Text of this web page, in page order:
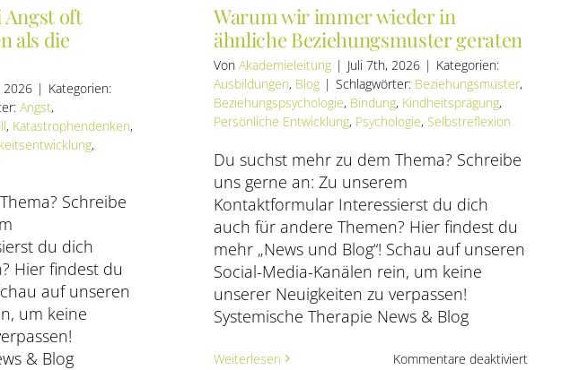
Angst oft
als die
2026 | Kategorien:
Angst,
, Katastrophendenken,
,
Schreibe
du dich
Hier findest du
auf unseren
um keine
& Blog
Warum wir immer wieder in
ähnliche Beziehungsmuster geraten
Von Akademieleitung | Juli 7th, 2026 | Kategorien:
Ausbildungen, Blog | Schlagwörter: Beziehungsmuster,
Beziehungspsychologie, Bindung, Kindheitsprägung,
Persönliche Entwicklung, Psychologie, Selbstreflexion
Du suchst mehr zu dem Thema? Schreibe
uns gerne an: Zu unserem
Kontaktformular Interessierst du dich
auch für andere Themen? Hier findest du
mehr „News und Blog“! Schau auf unseren
Social-Media-Kanälen rein, um keine
unserer Neuigkeiten zu verpassen!
Systemische Therapie News & Blog
Weiterlesen Kommentare deaktiviertfür